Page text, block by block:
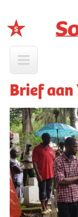
Brief aan